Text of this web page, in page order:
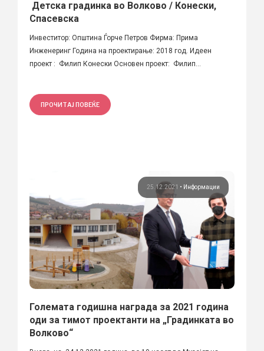
Детска градинка во Волково / Конески,
Спасевска
Инвеститор: Општина Ѓорче Петров Фирма: Прима
Инженеринг Година на проектирање: 2018 год. Идеен
проект : Филип Конески Основен проект: Филип...
ПРОЧИТАЈ ПОВЕЌЕ
25.12.2021 • Информации
Големата годишна награда за 2021 година
оди за тимот проектанти на „Градинката во
Волково“